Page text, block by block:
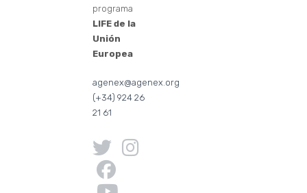
programa
LIFE de la
Unión
Europea
agenex@agenex.org
(+34) 924 26
21 61